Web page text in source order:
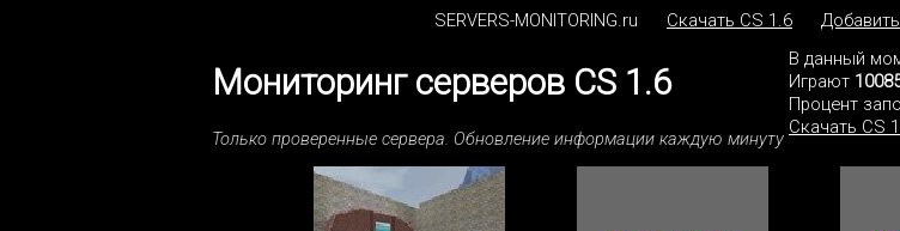
SERVERS-MONITORING.ru Скачать CS 1.6
Мониторинг серверов CS 1.6
Только проверенные сервера. Обновление информации каждую минуту
В данный
Играют
Процент
Скачать CS